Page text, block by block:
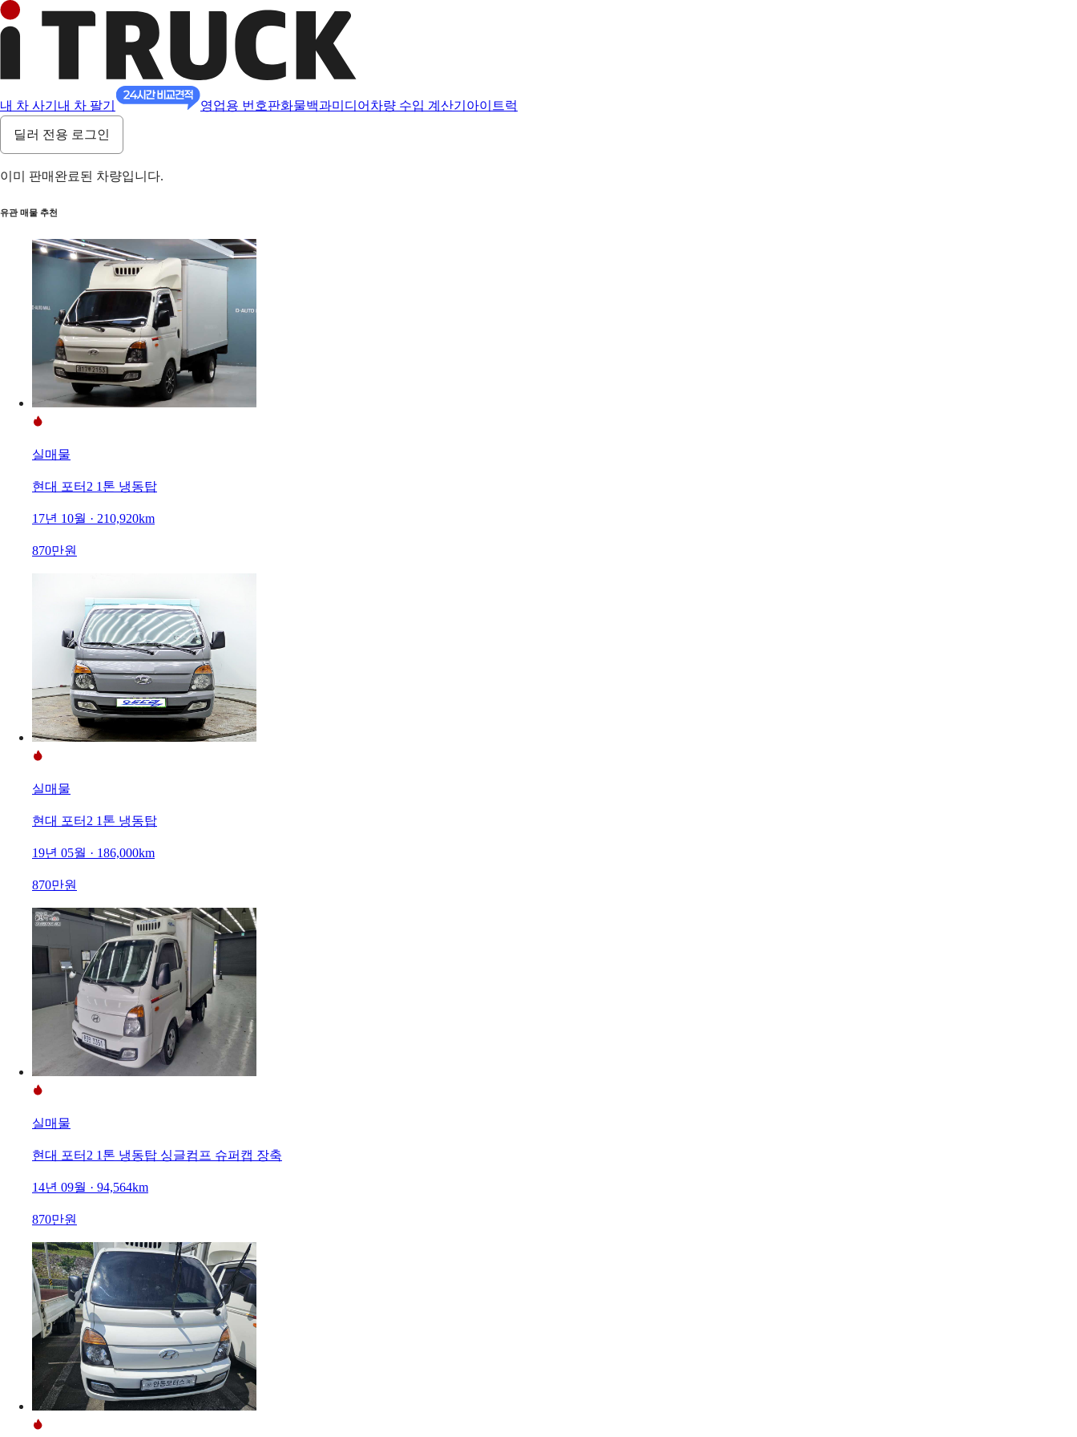
내 차 사기 내 차 팔기 영업용 번호판화물백과미디어 차량 수입 계산기 아이트럭
딜러 전용 로그인
이미 판매완료된 차량입니다.
유관 매물 추천
실매물
현대 포터2 1톤 냉동탑
17년 10월 · 210,920km
870만원
실매물
현대 포터2 1톤 냉동탑
19년 05월 · 186,000km
870만원
실매물
현대 포터2 1톤 냉동탑 싱글컴프 슈퍼캡 장축
14년 09월 · 94,564km
870만원